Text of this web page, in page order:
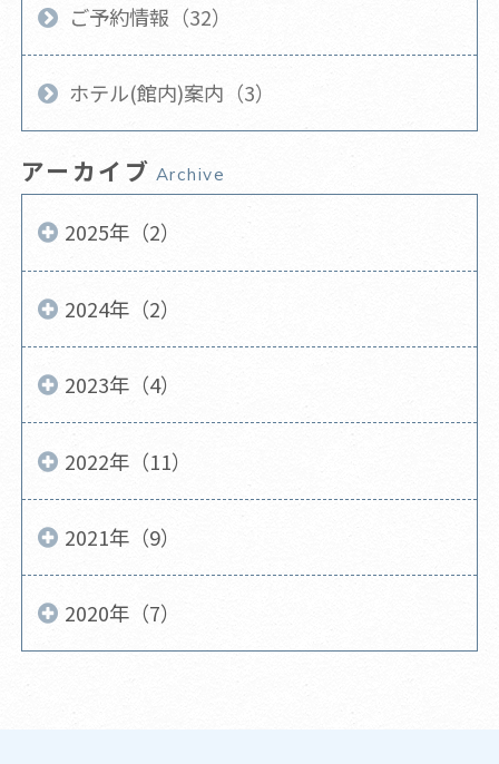
ご予約情報（32）
ホテル(館内)案内（3）
アーカイブ Archive
2025年（2）
2024年（2）
2023年（4）
2022年（11）
2021年（9）
2020年（7）